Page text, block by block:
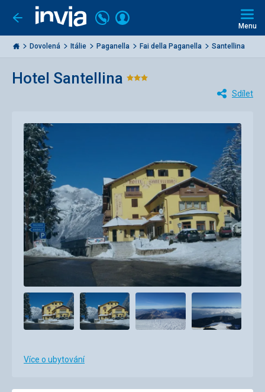
Jít
zpět
Invia.cz
Volejte
226
000
284
Přihlásit
Menu
Dovolená Itálie Paganella Fai della Paganella Santellina
Hotel Santellina Hodnocení:
Sdílet
Více o ubytování